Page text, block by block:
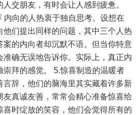
交朋友，有时会让人感到疲惫。
内向的人热衷于独自思考。设想在
他们提出同样的问题，其中三个人热
案的内向者却沉默不语。但当你特意
准确无误地告诉你。实际上，真正内
拜的感觉。
5.惊喜制造的温暖者
言辞，他们的脑海里其实藏着许多新
友真诚友善，常常会精心准备惊喜给
喜时绽放的笑容，他们会觉得所有的